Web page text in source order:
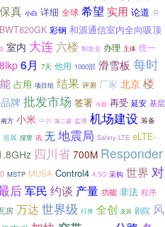
真 小白 详细 全球 希望 实用 论道 开
彩钢 和源通信室内全向吸顶
室内 大连 六楼 制造业 办理 主体 统一
6月 7天 他用 1000部 滑雪板 每时
占用 项目组 结果 评测 厂家 北京 楼
品牌 批发市场 签署 今起 再受 延安 基层
南方 小米 中的 第二届 监测 机场建设 筹备
巡展 报警 讯 无地震局 Safety-LTE eLTE-
四川省 700M Responder
MSTP MUSA Control4 4.5G 采购 世界 对
后军民 约谈 产量 功能 非法 程序
房 万达 世界级 行将 全创 及其 剧院 风